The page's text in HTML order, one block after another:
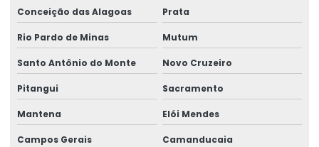
Conceição das Alagoas Prata
Rio Pardo de Minas Mutum
Santo Antônio do Monte Novo Cruzeiro
Pitangui Sacramento
Mantena Elói Mendes
Campos Gerais Camanducaia